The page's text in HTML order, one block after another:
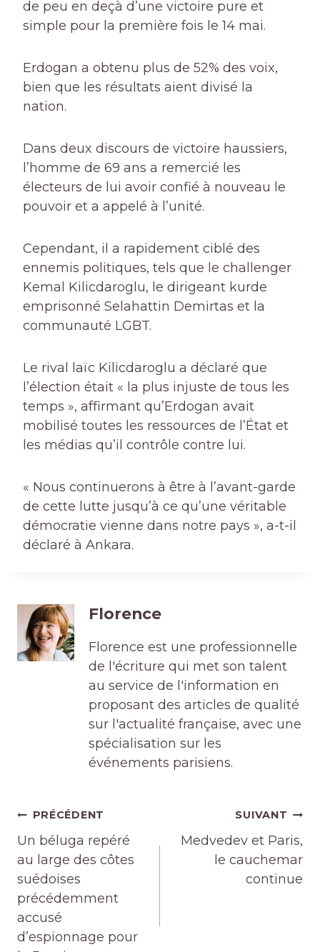
de peu en deçà d’une victoire pure et
simple pour la première fois le 14 mai.
Erdogan a obtenu plus de 52% des voix,
bien que les résultats aient divisé la
nation.
Dans deux discours de victoire haussiers,
l’homme de 69 ans a remercié les
électeurs de lui avoir confié à nouveau le
pouvoir et a appelé à l’unité.
Cependant, il a rapidement ciblé des
ennemis politiques, tels que le challenger
Kemal Kilicdaroglu, le dirigeant kurde
emprisonné Selahattin Demirtas et la
communauté LGBT.
Le rival laïc Kilicdaroglu a déclaré que
l’élection était « la plus injuste de tous les
temps », affirmant qu’Erdogan avait
mobilisé toutes les ressources de l’État et
les médias qu’il contrôle contre lui.
« Nous continuerons à être à l’avant-garde
de cette lutte jusqu’à ce qu’une véritable
démocratie vienne dans notre pays », a-t-il
déclaré à Ankara.
Florence
Florence est une professionnelle
de l'écriture qui met son talent
au service de l'information en
proposant des articles de qualité
sur l'actualité française, avec une
spécialisation sur les
événements parisiens.
Navigation
de
l’article
PRÉCÉDENT
Un béluga repéré
au large des côtes
suédoises
précédemment
accusé
d’espionnage pour
SUIVANT
Medvedev et Paris,
le cauchemar
continue